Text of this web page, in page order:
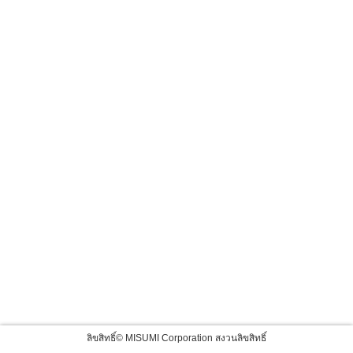
ลิขสิทธิ์© MISUMI Corporation สงวนลิขสิทธิ์